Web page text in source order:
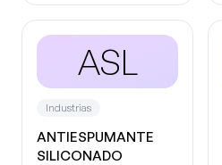
ASL
Industrias
ANTIESPUMANTE
SILICONADO